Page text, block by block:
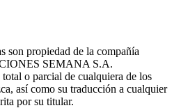
son propiedad de la compañía
SEMANA S.A.
o parcial de cualquiera de los
así como su traducción a cualquier
por su titular.